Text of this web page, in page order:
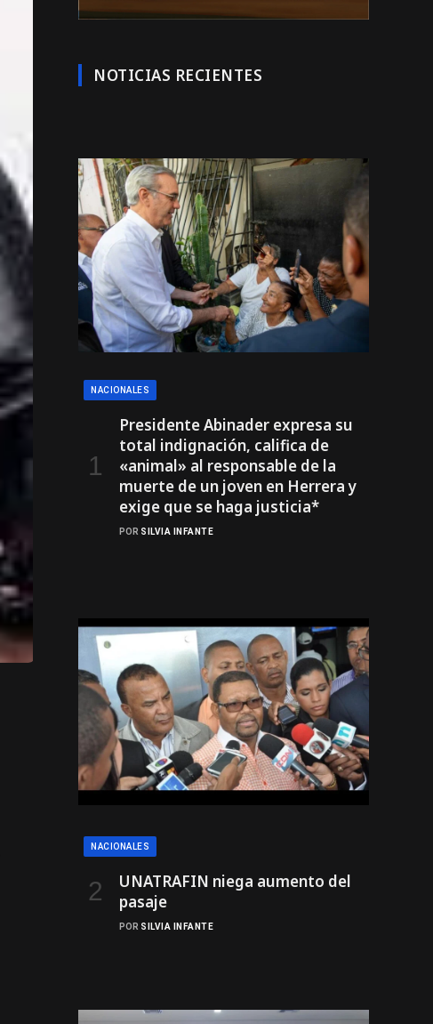
NOTICIAS RECIENTES
NACIONALES
Presidente Abinader expresa su
total indignación, califica de
«animal» al responsable de la
muerte de un joven en Herrera y
exige que se haga justicia*
POR SILVIA INFANTE
NACIONALES
UNATRAFIN niega aumento del
pasaje
POR SILVIA INFANTE